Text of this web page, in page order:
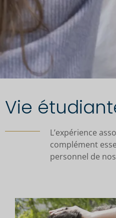
Vie
L’expérience
complément
personnel de